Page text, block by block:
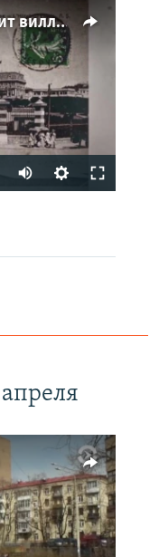
Домик у океана. Как выглядит вилла для Людмилы Путиной – репортаж с юга Франции
available
available